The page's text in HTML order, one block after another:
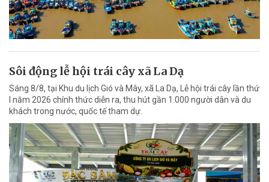
Sôi động lễ hội trái cây xã La Dạ
Sáng 8/8, tại Khu du lịch Gió và Mây, xã La Dạ, Lễ hội trái cây lần thứ
I năm 2026 chính thức diễn ra, thu hút gần 1.000 người dân và du
khách trong nước, quốc tế tham dự.